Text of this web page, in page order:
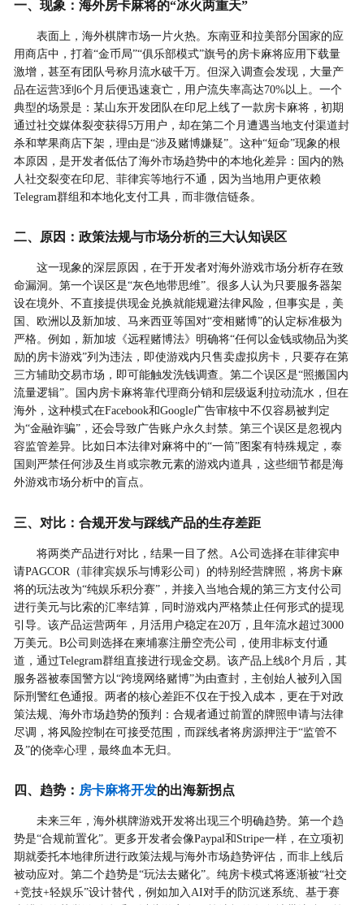
一、现象：海外房卡麻将的“冰火两重天”
表面上，海外棋牌市场一片火热。东南亚和拉美部分国家的应
用商店中，打着“金币局”“俱乐部模式”旗号的房卡麻将应用下载量
激增，甚至有团队号称月流水破千万。但深入调查会发现，大量产
品在运营3到6个月后便迅速衰亡，用户流失率高达70%以上。一个
典型的场景是：某山东开发团队在印尼上线了一款房卡麻将，初期
通过社交媒体裂变获得5万用户，却在第二个月遭遇当地支付渠道封
杀和苹果商店下架，理由是“涉及赌博嫌疑”。这种“短命”现象的根
本原因，是开发者低估了海外市场趋势中的本地化差异：国内的熟
人社交裂变在印尼、菲律宾等地行不通，因为当地用户更依赖
Telegram群组和本地化支付工具，而非微信链条。
二、原因：政策法规与市场分析的三大认知误区
这一现象的深层原因，在于开发者对海外游戏市场分析存在致
命漏洞。第一个误区是“灰色地带思维”。很多人认为只要服务器架
设在境外、不直接提供现金兑换就能规避法律风险，但事实是，美
国、欧洲以及新加坡、马来西亚等国对“变相赌博”的认定标准极为
严格。例如，新加坡《远程赌博法》明确将“任何以金钱或物品为奖
励的房卡游戏”列为违法，即使游戏内只售卖虚拟房卡，只要存在第
三方辅助交易市场，即可能触发洗钱调查。第二个误区是“照搬国内
流量逻辑”。国内房卡麻将靠代理商分销和层级返利拉动流水，但在
海外，这种模式在Facebook和Google广告审核中不仅容易被判定
为“金融诈骗”，还会导致广告账户永久封禁。第三个误区是忽视内
容监管差异。比如日本法律对麻将中的“一筒”图案有特殊规定，泰
国则严禁任何涉及生肖或宗教元素的游戏内道具，这些细节都是海
外游戏市场分析中的盲点。
三、对比：合规开发与踩线产品的生存差距
将两类产品进行对比，结果一目了然。A公司选择在菲律宾申
请PAGCOR（菲律宾娱乐与博彩公司）的特别经营牌照，将房卡麻
将的玩法改为“纯娱乐积分赛”，并接入当地合规的第三方支付公司
进行美元与比索的汇率结算，同时游戏内严格禁止任何形式的提现
引导。该产品运营两年，月活用户稳定在20万，且年流水超过3000
万美元。B公司则选择在柬埔寨注册空壳公司，使用非标支付通
道，通过Telegram群组直接进行现金交易。该产品上线8个月后，其
服务器被泰国警方以“跨境网络赌博”为由查封，主创始人被列入国
际刑警红色通报。两者的核心差距不仅在于投入成本，更在于对政
策法规、海外市场趋势的预判：合规者通过前置的牌照申请与法律
尽调，将风险控制在可接受范围，而踩线者将房源押注于“监管不
及”的侥幸心理，最终血本无归。
四、趋势： 房卡麻将开发的出海新拐点
未来三年，海外棋牌游戏开发将出现三个明确趋势。第一个趋
势是“合规前置化”。更多开发者会像Paypal和Stripe一样，在立项初
期就委托本地律所进行政策法规与海外市场趋势评估，而非上线后
被动应对。第二个趋势是“玩法去赌化”。纯房卡模式将逐渐被“社交
+竞技+轻娱乐”设计替代，例如加入AI对手的防沉迷系统、基于赛